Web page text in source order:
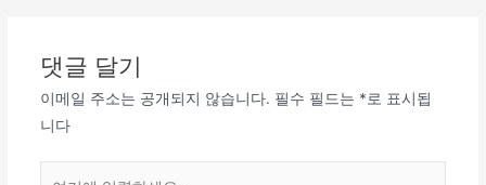
댓글 달기
이메일 주소는 공개되지 않습니다. 필수 필드는 *로 표시됩
니다